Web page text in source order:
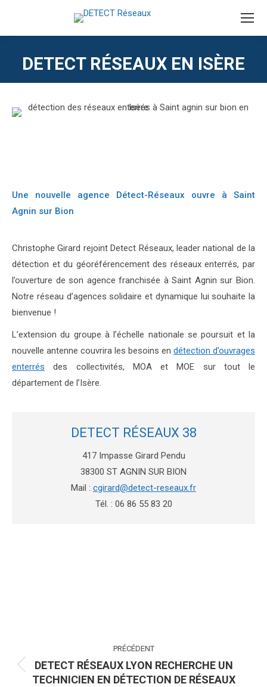
DETECT RÉSEAUX EN ISÈRE
Une nouvelle agence Détect-Réseaux ouvre à Saint
Agnin sur Bion
Christophe Girard rejoint Detect Réseaux, leader national de la
détection et du géoréférencement des réseaux enterrés, par
l’ouverture de son agence franchisée à Saint Agnin sur Bion.
Notre réseau d’agences solidaire et dynamique lui souhaite la
bienvenue !
L’extension du groupe à l’échelle nationale se poursuit et la
nouvelle antenne couvrira les besoins en détection d’ouvrages
enterrés des collectivités, MOA et MOE sur tout le
département de l’Isère.
DETECT RÉSEAUX 38
417 Impasse Girard Pendu
38300 ST AGNIN SUR BION
Mail : cgirard@detect-reseaux.fr
Tél. : 06 86 55 83 20
ARTICLE
PRÉCÉDENT
Article
DETECT RÉSEAUX LYON RECHERCHE UN
TECHNICIEN EN DÉTECTION DE RÉSEAUX